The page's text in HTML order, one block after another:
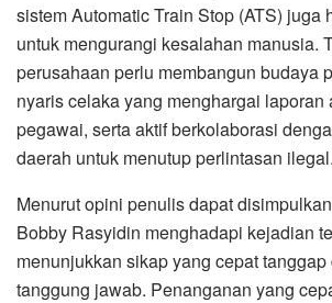
sistem Automatic Train Stop (ATS) juga
untuk mengurangi kesalahan manusia.
perusahaan perlu membangun budaya
nyaris celaka yang menghargai laporan
pegawai, serta aktif berkolaborasi
daerah untuk menutup perlintasan ilegal.
Menurut opini penulis dapat
Bobby Rasyidin menghadapi kejadian
menunjukkan sikap yang cepat
tanggung jawab. Penanganan yang